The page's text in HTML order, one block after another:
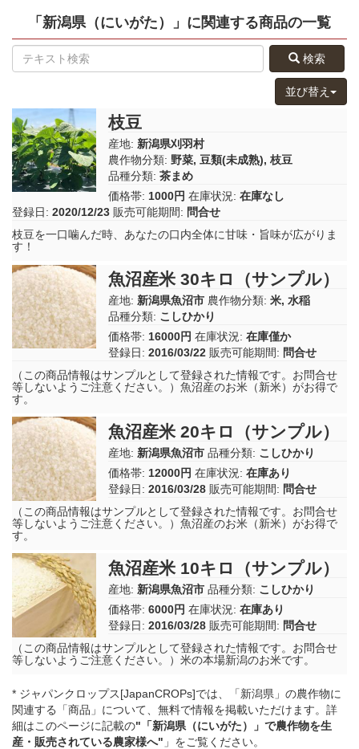
「新潟県（にいがた）」 に関連する商品の一覧
検索
並び替え
枝豆
産地: 新潟県刈羽村
農作物分類: 野菜, 豆類(未成熟), 枝豆
品種分類: 茶まめ
価格帯: 1000円 在庫状況: 在庫なし
登録日: 2020/12/23 販売可能期間: 問合せ
枝豆を一口噛んだ時、あなたの口内全体に甘味・旨味が広がりま
す！
魚沼産米 30キロ（サンプル）
産地: 新潟県魚沼市 農作物分類: 米, 水稲
品種分類: こしひかり
価格帯: 16000円 在庫状況: 在庫僅か
登録日: 2016/03/22 販売可能期間: 問合せ
（この商品情報はサンプルとして登録された情報です。お問合せ
等しないようご注意ください。）魚沼産のお米（新米）がお得で
す。
魚沼産米 20キロ（サンプル）
産地: 新潟県魚沼市 品種分類: こしひかり
価格帯: 12000円 在庫状況: 在庫あり
登録日: 2016/03/28 販売可能期間: 問合せ
（この商品情報はサンプルとして登録された情報です。お問合せ
等しないようご注意ください。）魚沼産のお米（新米）がお得で
す。
魚沼産米 10キロ（サンプル）
産地: 新潟県魚沼市 品種分類: こしひかり
価格帯: 6000円 在庫状況: 在庫あり
登録日: 2016/03/28 販売可能期間: 問合せ
（この商品情報はサンプルとして登録された情報です。お問合せ
等しないようご注意ください。）米の本場新潟のお米です。
* ジャパンクロップス[JapanCROPs]では、「新潟県」の農作物に
関連する「商品」について、無料で情報を掲載いただけます。詳
細はこのページに記載の"「新潟県（にいがた）」 で農作物を生
産・販売されている農家様へ" 」をご覧ください。